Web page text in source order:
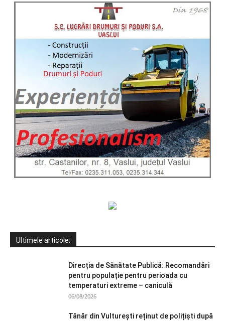
Ultimele articole:
Direcția de Sănătate Publică: Recomandări
pentru populație pentru perioada cu
temperaturi extreme – caniculă
06/08/2026
Tânăr din Vulturești reținut de polițiști după